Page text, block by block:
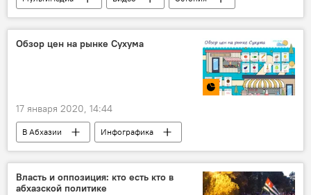
Сергей Лавров
Обзор цен на рынке Сухума
17 января 2020, 14:44
В Абхазии
Инфографика
Мультимедиа
цены рынок
Власть и оппозиция: кто есть кто в
абхазской политике